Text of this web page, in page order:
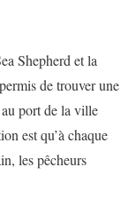
Shepherd et la
de trouver une
port de la ville
est qu’à chaque
les pêcheurs